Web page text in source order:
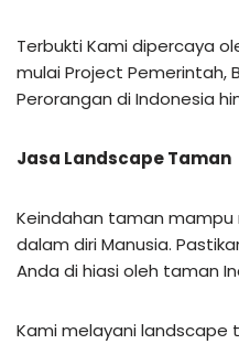
Terbukti Kami dipercaya
mulai Project Pemerintah,
Perorangan di Indonesia
Jasa Landscape Taman
Keindahan taman
dalam diri Manusia.
Anda di hiasi oleh taman
Kami melayani landscape